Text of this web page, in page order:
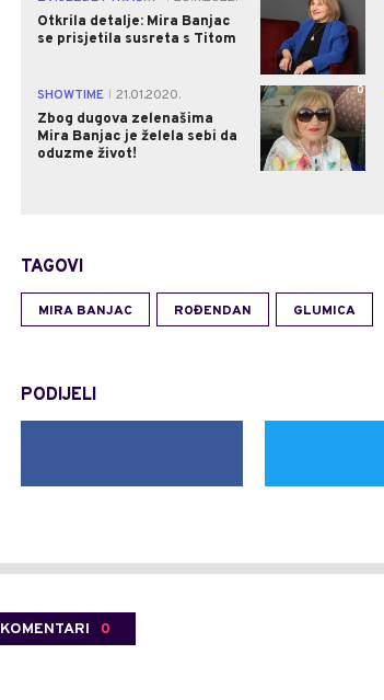
Otkrila detalje: Mira Banjac
se prisjetila susreta s Titom
SHOWTIME
21.01.2020.
Zbog dugova zelenašima
Mira Banjac je želela sebi da
oduzme život!
0
TAGOVI
MIRA BANJAC ROĐENDAN GLUMICA
PODIJELI
KOMENTARI 0